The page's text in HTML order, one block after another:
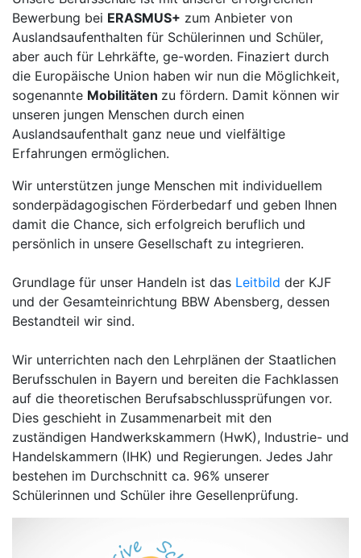
Bewerbung bei ERASMUS+ zum Anbieter von
Auslandsaufenthalten für Schülerinnen und Schüler,
aber auch für Lehrkäfte, ge-worden. Finaziert durch
die Europäische Union haben wir nun die Möglichkeit,
sogenannte Mobilitäten zu fördern. Damit können wir
unseren jungen Menschen durch einen
Auslandsaufenthalt ganz neue und vielfältige
Erfahrungen ermöglichen.
Wir unterstützen junge Menschen mit individuellem
sonderpädagogischen Förderbedarf und geben Ihnen
damit die Chance, sich erfolgreich beruflich und
persönlich in unsere Gesellschaft zu integrieren.
Grundlage für unser Handeln ist das Leitbild der KJF
und der Gesamteinrichtung BBW Abensberg, dessen
Bestandteil wir sind.
Wir unterrichten nach den Lehrplänen der Staatlichen
Berufsschulen in Bayern und bereiten die Fachklassen
auf die theoretischen Berufsabschlussprüfungen vor.
Dies geschieht in Zusammenarbeit mit den
zuständigen Handwerkskammern (HwK), Industrie- und
Handelskammern (IHK) und Regierungen. Jedes Jahr
bestehen im Durchschnitt ca. 96% unserer
Schülerinnen und Schüler ihre Gesellenprüfung.